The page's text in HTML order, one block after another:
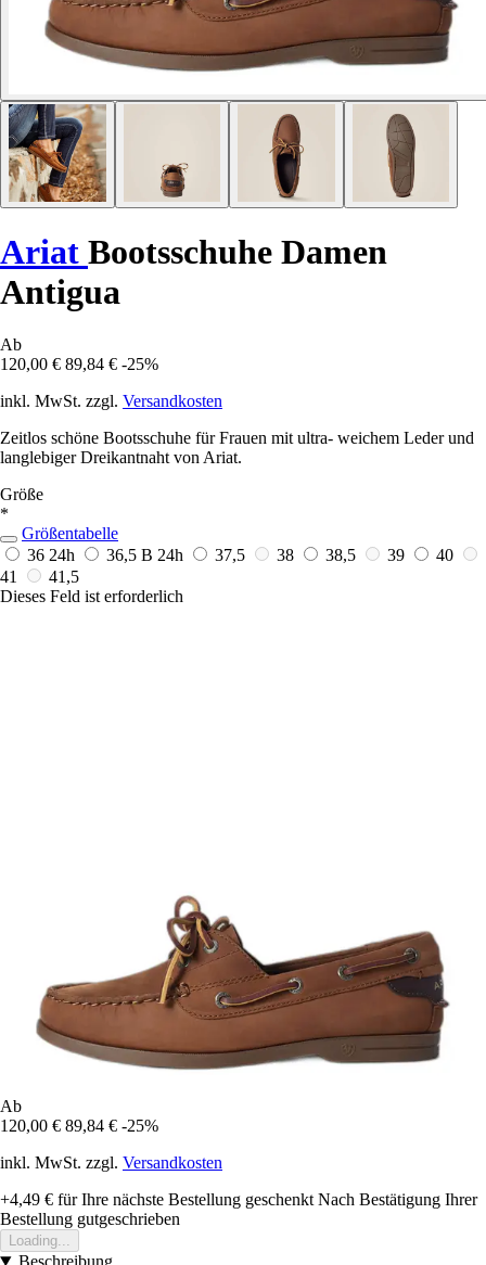
Ariat Bootsschuhe Damen
Antigua
Ab
120,00 € 89,84 € -25%
inkl. MwSt. zzgl. Versandkosten
Zeitlos schöne Bootsschuhe für Frauen mit ultra- weichem Leder und
langlebiger Dreikantnaht von Ariat.
Größe
*
Größentabelle
36 24h 36,5 B 24h 37,5 38 38,5 39
40
41
41,5
Dieses Feld ist erforderlich
Ab
120,00 € 89,84 € -25%
inkl. MwSt. zzgl. Versandkosten
+4,49 € für Ihre nächste Bestellung geschenkt Nach Bestätigung Ihrer
Bestellung gutgeschrieben
Loading...
Beschreibung